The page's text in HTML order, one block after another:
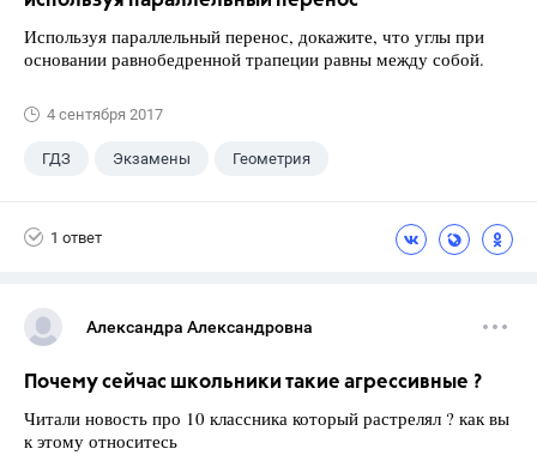
Используя параллельный перенос, докажите, что углы при
основании равнобедренной трапеции равны между собой.
4 сентября 2017
ГДЗ Экзамены Геометрия
1 ответ
Александра Александровна
Почему сейчас школьники такие агрессивные ?
Читали новость про 10 классника который растрелял ? как вы
к этому относитесь